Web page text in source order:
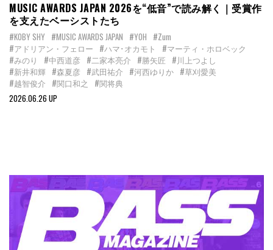
MUSIC AWARDS JAPAN 2026を“低音”で読み解く｜受賞作
を支えたベーシストたち
#KOBY SHY #MUSIC AWARDS JAPAN #YOH #Zum
#アドリアン・フェロー #ハマ･オカモト
#マーティ・ホロベック
#みのり
#中西道彦 #二家本亮介 #勝矢匠 #川上つよし
#新井和輝 #森夏彦 #武田祐介 #河西ゆりか #草刈愛美
#越智俊介 #関口和之
#関将典
2026.06.26 UP